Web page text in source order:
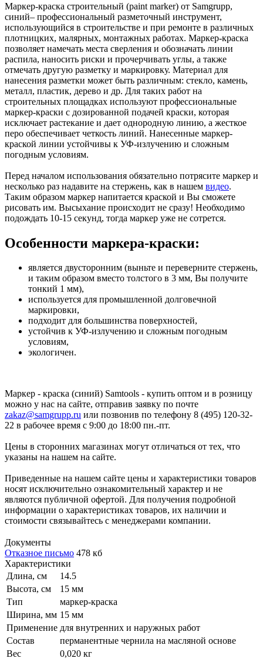
Маркер-краска строительный (paint marker) от Samgrupp,
синий– профессиональный разметочный инструмент,
использующийся в строительстве и при ремонте в различных
плотницких, малярных, монтажных работах. Маркер-краска
позволяет намечать места сверления и обозначать линии
распила, наносить риски и прочерчивать углы, а также
отмечать другую разметку и маркировку. Материал для
нанесения разметки может быть различным: стекло, камень,
металл, пластик, дерево и др. Для таких работ на
строительных площадках используют профессиональные
маркер-краски с дозированной подачей краски, которая
исключает растекание и дает однородную линию, а жесткое
перо обеспечивает четкость линий. Нанесенные маркер-
краской линии устойчивы к УФ-излучению и сложным
погодным условиям.
Перед началом использования обязательно потрясите маркер и
несколько раз надавите на стержень, как в нашем видео.
Таким образом маркер напитается краской и Вы сможете
рисовать им. Высыхание происходит не сразу! Необходимо
подождать 10-15 секунд, тогда маркер уже не сотрется.
Особенности маркера-краски:
является двусторонним (выньте и переверните стержень,
и таким образом вместо толстого в 3 мм, Вы получите
тонкий 1 мм),
используется для промышленной долговечной
маркировки,
подходит для большинства поверхностей,
устойчив к УФ-излучению и сложным погодным
условиям,
экологичен.
Маркер - краска (синий) Samtools - купить оптом и в розницу
можно у нас на сайте, отправив заявку по почте
zakaz@samgrupp.ru или позвонив по телефону 8 (495) 120-32-
22 в рабочее время с 9:00 до 18:00 пн.-пт.
Цены в сторонних магазинах могут отличаться от тех, что
указаны на нашем на сайте.
Приведенные на нашем сайте цены и характеристики товаров
носят исключительно ознакомительный характер и не
являются публичной офертой. Для получения подробной
информации о характеристиках товаров, их наличии и
стоимости связывайтесь с менеджерами компании.
Документы
Отказное письмо 478 кб
Характеристики
Длина, см
14.5
Высота, см
15 мм
Тип
маркер-краска
Ширина, мм 15 мм
Применение для внутренних и наружных работ
Состав
перманентные чернила на масляной основе
Вес
0,020 кг